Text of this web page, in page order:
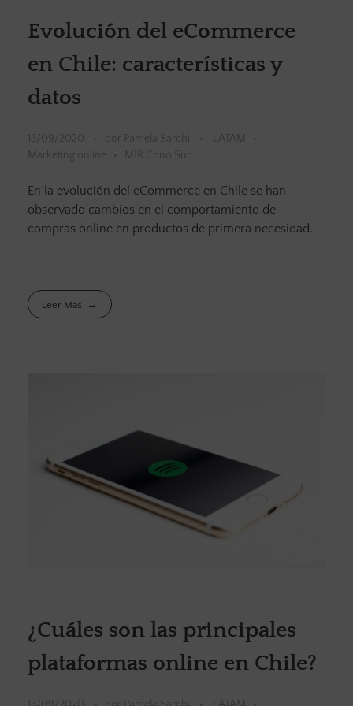
Evolución del eCommerce
en Chile: características y
datos
13/09/2020 por Pamela Sarchi
LATAM
Marketing online
MIR Cono Sur
En la evolución del eCommerce en Chile se han
observado cambios en el comportamiento de
compras online en productos de primera necesidad.
Leer Más
¿Cuáles son las principales
plataformas online en Chile?